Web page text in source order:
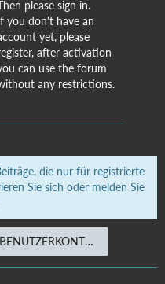
please sign in.
you don't have an
yet, please
after activation
can use the forum
any restrictions.
die nur für registrierte
Sie sich oder melden Sie
BENUTZERKONTO ERSTELLEN